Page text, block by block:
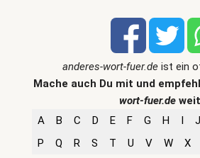
anderes-wort-fuer.deist ein
Mache auch Du mit und
wort-fuer.de
A
B C D E F G H I J
P
Q R S T U V W X